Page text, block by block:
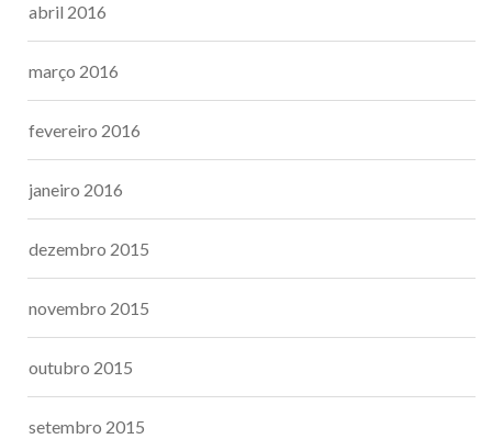
abril 2016
março 2016
fevereiro 2016
janeiro 2016
dezembro 2015
novembro 2015
outubro 2015
setembro 2015